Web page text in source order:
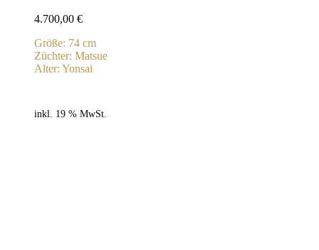
4.700,00 €
Größe: 74 cm
Züchter: Matsue
Alter: Yonsai
inkl. 19 % MwSt.